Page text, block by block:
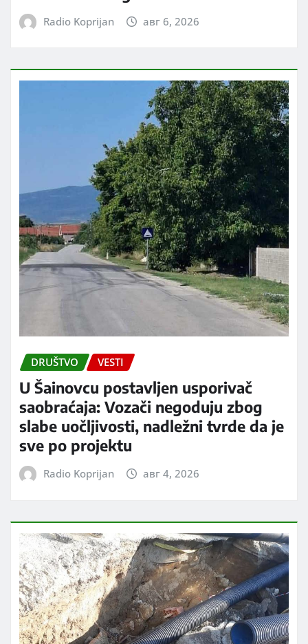
Radio Koprijan авг 6, 2026
DRUŠTVO VESTI
U Šainovcu postavljen usporivač
saobraćaja: Vozači negoduju zbog
slabe uočljivosti, nadležni tvrde da je
sve po projektu
Radio Koprijan авг 4, 2026